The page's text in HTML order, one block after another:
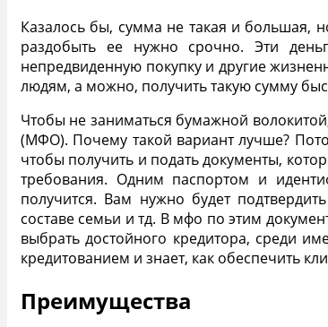
Казалось бы, сумма не такая и большая,
раздобыть ее нужно срочно. Эти
непредвиденную покупку и другие
людям, а можно, получить такую сумму
Чтобы не заниматься бумажной
(МФО). Почему такой вариант лучше?
чтобы получить и подать документы,
требования. Одним паспортом и
получится. Вам нужно будет
составе семьи и тд. Вмфо по этим
выбрать достойного кредитора, среди
кредитованием и знает, как обеспечить
Преимущества